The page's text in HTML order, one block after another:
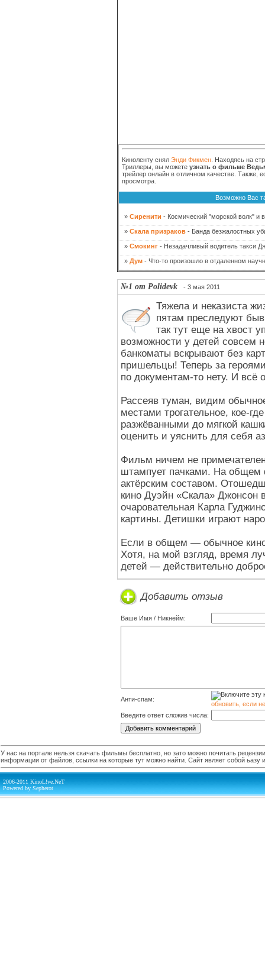
Киноленту снял Энди Фикмен . Находясь на
Триллеры, вы можете узнать о фильме
трейлер онлайн в отличном качестве. Также,
просмотра.
Возможно Вас
» Сиренити - Космический "морской волк" и
» Скала призраков - Банда безжалостных
» Смокинг - Незадачливый водитель такси
» Дум - Что-то произошло в отдаленном
№1 от Polidevk - 3 мая 2011
Тяжела и неказиста
пятам преследуют
так тут еще на хвост
возможности у детей совсем
банкоматы вскрывают без
пришельцы! Теперь за
по документам-то нету. И всё
Рассеяв туман, видим
местами трогательное, кое-
разжёванными до мягкой
оценить и уяснить для себя
Фильм ничем не
штампует пачками. На общем
актёрским составом.
кино Дуэйн «Скала» Джонсон
очаровательная Карла
картины. Детишки играют
Если в общем — обычное
Хотя, на мой взгляд, время
детей — действительно
Добавить отзыв
Ваше Имя / Никнейм:
Анти-спам:
обновить, если
Введите ответ сложив числа:
У нас на портале нельзя скачать фильмы бесплатно, но зато можно почитать
информации от файлов, ссылки на которые тут можно найти. Сайт являет собой
2006-2011 KinoL!ve.NeT
Powered by Sepherot